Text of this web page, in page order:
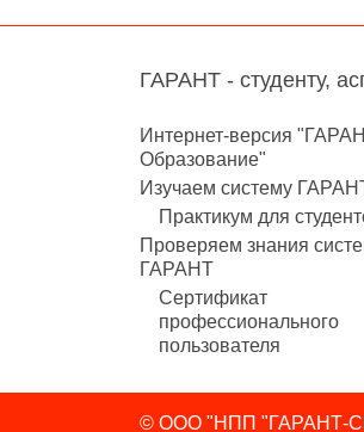
ГАРАНТ - студенту,
Интернет-версия
Образование"
Изучаем систему
Практикум для
Проверяем знания
ГАРАНТ
Сертификат
профессионального
пользователя
© ООО "НПП "ГАРАНТ-